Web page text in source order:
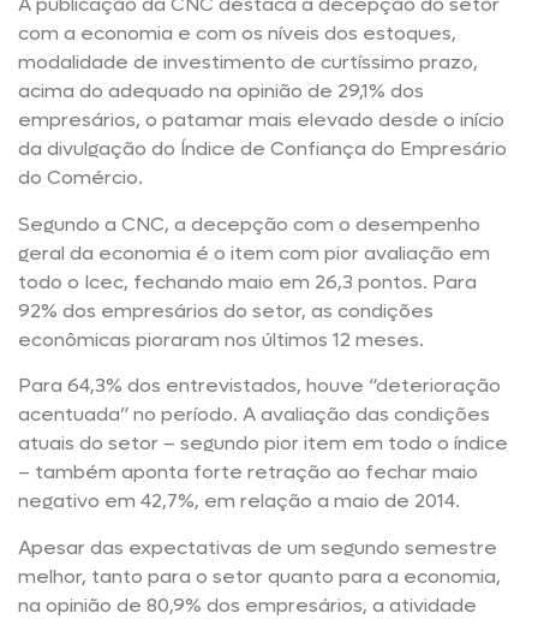
com a economia e com os níveis dos estoques,
modalidade de investimento de curtíssimo prazo,
acima do adequado na opinião de 29,1% dos
empresários, o patamar mais elevado desde o início
da divulgação do Índice de Confiança do Empresário
do Comércio.
Segundo a CNC, a decepção com o desempenho
geral da economia é o item com pior avaliação em
todo o Icec, fechando maio em 26,3 pontos. Para
92% dos empresários do setor, as condições
econômicas pioraram nos últimos 12 meses.
Para 64,3% dos entrevistados, houve “deterioração
acentuada” no período. A avaliação das condições
atuais do setor – segundo pior item em todo o índice
– também aponta forte retração ao fechar maio
negativo em 42,7%, em relação a maio de 2014.
Apesar das expectativas de um segundo semestre
melhor, tanto para o setor quanto para a economia,
na opinião de 80,9% dos empresários, a atividade